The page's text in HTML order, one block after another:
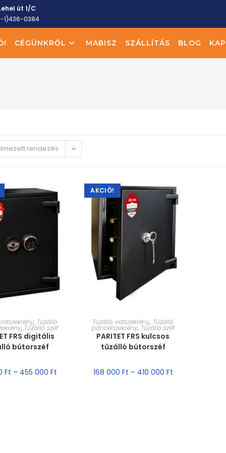
út 1/C
1)436-0384
CÉGÜNKRŐL MABISZ SZÁLLÍTÁS BLOG
rendezés
VÁLASZTÁSA
, Tűzálló
, Tűzálló széf
FRS digitális
bútorszéf
Ft – 455 000Ft
AKCIÓ!
MÉRET VÁLASZTÁSA
Tűzálló iratszekrény, Tűzálló
páncélszekrény, Tűzálló széf
PARITET FRS kulcsos
tűzálló bútorszéf
168 000 Ft – 410 000 Ft